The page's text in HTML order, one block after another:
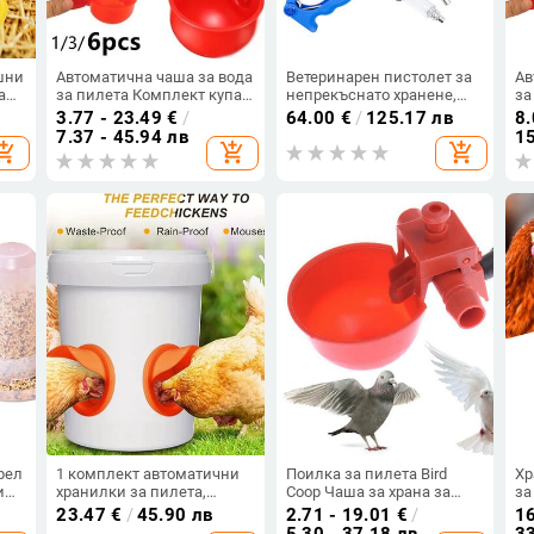
Автоматична чаша за вода
за пилета Комплект купа
за поилка Farm Coop
Poultry Waterer Хранилка
за питейна вода за пилета
Патица Гъска Пуйка
3.77 - 23.49 € /
7.37 - 45.94 лв
add_shopping_cart
Ветеринарен пистолет за
непрекъснато хранене,
едър рогат добитък, овце,
кози, домашни животни,
перорална инжекционна
инфузия, оборудване за
64.00 € / 125.17 лв
add_shopping_cart
1 комплект автоматични
хранилки за пилета,
комплект хранилки за
домашни птици,
23.47 € /45.90 лв
Поилка за пилета Bird
Coop Чаша за храна за
пилета Купа за поилка за
пъдпъдъци Автоматична
2.71 - 19.01 € /